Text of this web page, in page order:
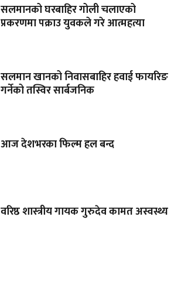
सलमानको घरबाहिर गोली चलाएको
प्रकरणमा पक्राउ युवकले गरे आत्महत्या
सलमान खानको निवासबाहिर हवाई फायरिङ
गर्नेको तस्विर सार्बजनिक
आज देशभरका फिल्म हल बन्द
वरिष्ठ शास्त्रीय गायक गुरुदेव कामत अस्वस्थ्य